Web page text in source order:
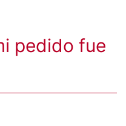
pedido fue